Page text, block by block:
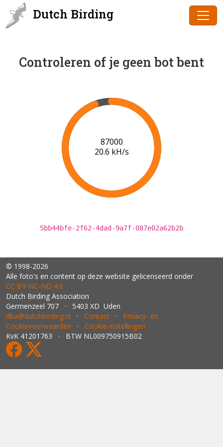
Dutch Birding
Controleren of je geen bot bent
88000
20.7 kH/s
5bb44bfe-2f62-4dad-9a7f-087e02a62b2b
© 1998-2026
Alle foto's en content op deze website gelicenseerd onder
CC BY‑NC‑ND 4.0
Dutch Birding Association
Germenzeel 707 · 5403 XD Uden
dba@dutchbirding.nl · Contact · Privacy- en
Cookievoorwaarden · Cookie-instellingen
KvK 41201763 · BTW NL009750915B02